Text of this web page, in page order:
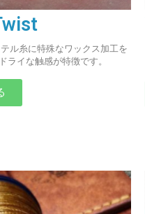
ル糸に特殊なワックス加工を
ライな触感が特徴です。